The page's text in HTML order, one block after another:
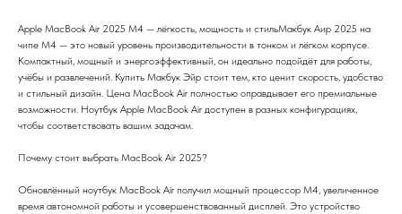
Apple MacBook Air 2025 M4 — лёгкость, мощность и стильМакбук Аир 2025 на
чипе M4 — это новый уровень производительности в тонком и лёгком корпусе.
Компактный, мощный и энергоэффективный, он идеально подойдёт для работы,
учёбы и развлечений. Купить Макбук Эйр стоит тем, кто ценит скорость, удобство
и стильный дизайн. Цена MacBook Air полностью оправдывает его премиальные
возможности. Ноутбук Apple MacBook Air доступен в разных конфигурациях,
чтобы соответствовать вашим задачам.
Почему стоит выбрать MacBook Air 2025?
Обновлённый ноутбук MacBook Air получил мощный процессор M4, увеличенное
время автономной работы и усовершенствованный дисплей. Это устройство